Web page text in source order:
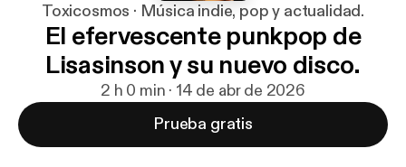
Toxicosmos · Música indie, pop y actualidad.
El efervescente punkpop de
Lisasinson y su nuevo disco.
2 h 0 min · 14 de abr de 2026
Prueba gratis